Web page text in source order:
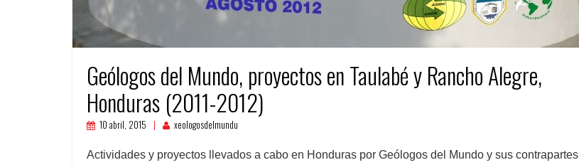
Geólogos del Mundo, proyectos en Taulabé y Rancho Alegre,
Honduras (2011-2012)
10 abril, 2015 xeologosdelmundu
Actividades y proyectos llevados a cabo en Honduras por Geólogos del Mundo y sus contrapartes